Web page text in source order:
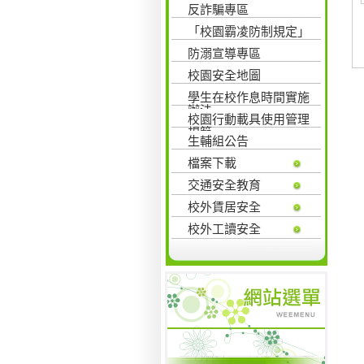
反詐騙專區
「校園霸凌防制規定」
防溺宣導專區
校園安全地圖
學生在校作息時間實施
辦法
校園行動載具使用管理
規範
生輔組公告
檔案下載
交通安全教育
校外賃居安全
校外工讀安全